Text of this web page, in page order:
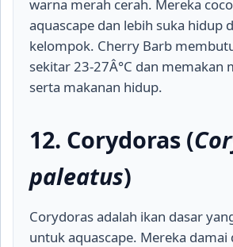
warna merah cerah. Mereka
aquascape dan lebih suka hidup
kelompok. Cherry Barb
sekitar 23-27Â°C dan memakan
serta makanan hidup.
12. Corydoras (
paleatus)
Corydoras adalah ikan dasar
untuk aquascape. Mereka damai